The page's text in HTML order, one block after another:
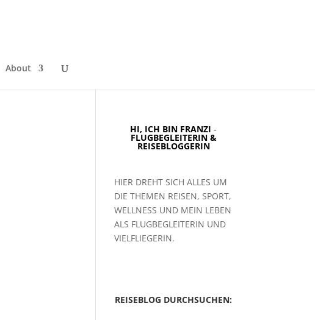
About
HI, ICH BIN FRANZI -
FLUGBEGLEITERIN &
REISEBLOGGERIN
HIER DREHT SICH ALLES UM
DIE THEMEN REISEN, SPORT,
WELLNESS UND MEIN LEBEN
ALS FLUGBEGLEITERIN UND
VIELFLIEGERIN.
REISEBLOG DURCHSUCHEN: